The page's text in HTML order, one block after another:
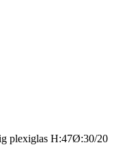
plexiglas H:47Ø:30/20